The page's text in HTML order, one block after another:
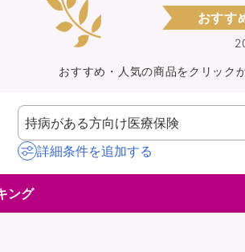
がある方向け
持病があ
ク保険
ト保険
ンカード会員さま
保険（損害保険）
WAON
おすす
おすすめ・人気の商品をクリック
詳細条件を追加する
ング